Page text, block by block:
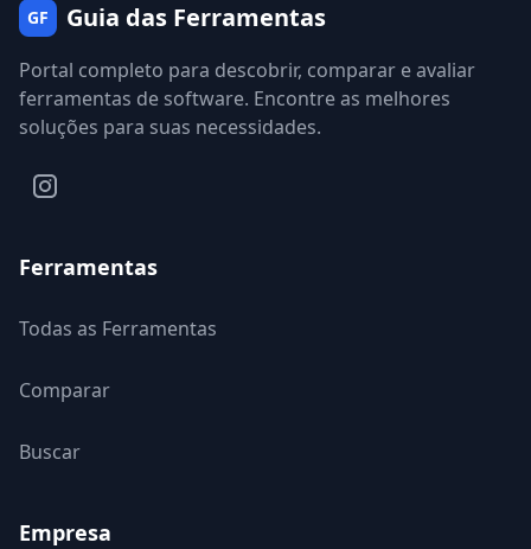
GF Guia das Ferramentas
Portal completo para descobrir, comparar e avaliar
ferramentas de software. Encontre as melhores
soluções para suas necessidades.
Ferramentas
Todas as Ferramentas
Comparar
Buscar
Empresa